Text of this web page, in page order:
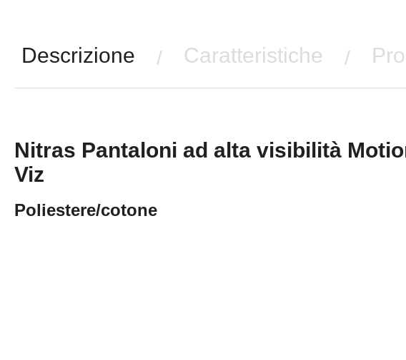
Descrizione / Caratteristiche /
Nitras Pantaloni ad alta visibilità
Viz
Poliestere/cotone